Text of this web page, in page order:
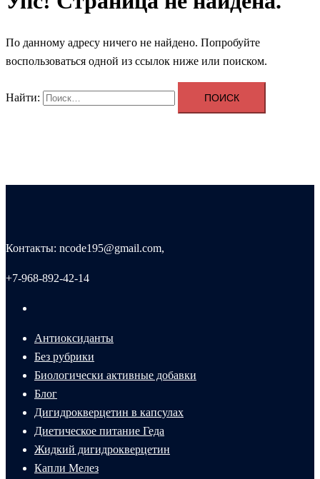
По данному адресу ничего не найдено. Попробуйте
воспользоваться одной из ссылок ниже или поиском.
Найти:
Контакты: ncode195@gmail.com,
+7-968-892-42-14
Антиоксиданты
Без рубрики
Биологически активные добавки
Блог
Дигидрокверцетин в капсулах
Диетическое питание Геда
Жидкий дигидрокверцетин
Капли Мелез